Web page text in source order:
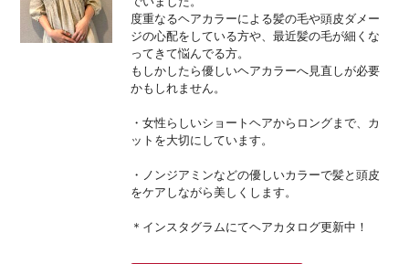
度重なるヘアカラーによる髪の毛や頭皮ダメー
ジの心配をしている方や、最近髪の毛が細くな
ってきて悩んでる方。
もしかしたら優しいヘアカラーへ見直しが必要
かもしれません。
・女性らしいショートヘアからロングまで、カ
ットを大切にしています。
・ノンジアミンなどの優しいカラーで髪と頭皮
をケアしながら美しくします。
＊インスタグラムにてヘアカタログ更新中！